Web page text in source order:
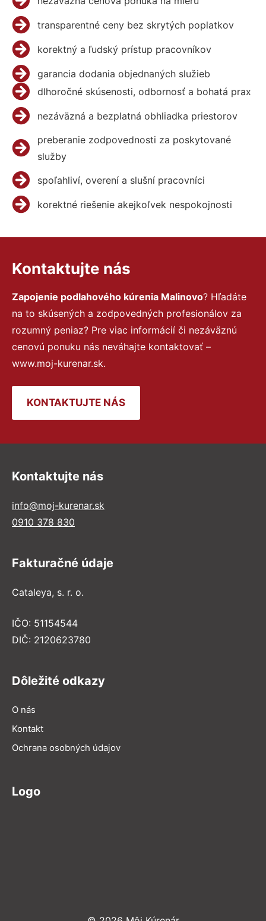
transparentné ceny bez skrytých poplatkov
korektný a ľudský prístup pracovníkov
garancia dodania objednaných služieb
dlhoročné skúsenosti, odbornosť a bohatá prax
nezáväzná a bezplatná obhliadka priestorov
preberanie zodpovednosti za poskytované
služby
spoľahliví, overení a slušní pracovníci
korektné riešenie akejkoľvek nespokojnosti
Kontaktujte nás
Zapojenie podlahového kúrenia Malinovo? Hľadáte
na to skúsených a zodpovedných profesionálov za
rozumný peniaz? Pre viac informácií či nezáväznú
cenovú ponuku nás neváhajte kontaktovať –
www.moj-kurenar.sk.
KONTAKTUJTE NÁS
Kontaktujte nás
info@moj-kurenar.sk
0910 378 830
Fakturačné údaje
Cataleya, s. r. o.
IČO: 51154544
DIČ: 2120623780
Dôležité odkazy
O nás
Kontakt
Ochrana osobných údajov
Logo